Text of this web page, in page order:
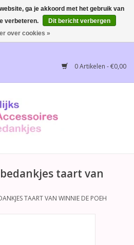
NL vanaf € 65,00, België
0 Artikelen - €0,00
taart van
TAART VAN WINNIE DE POEH
ga je akkoord met het gebruik van
verbeteren.
Dit bericht verbergen
over cookies »